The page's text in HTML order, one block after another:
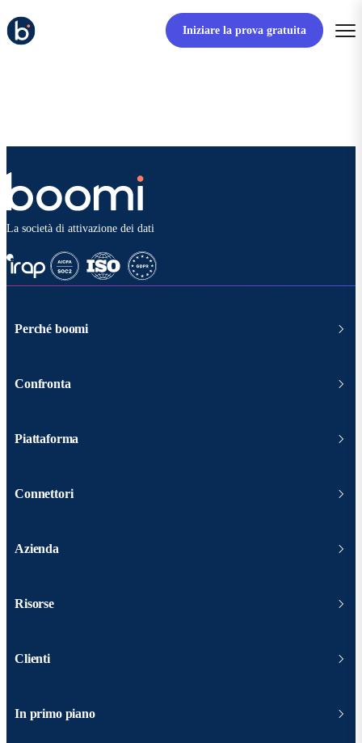
Iniziare la prova gratuita
La società di attivazione dei dati
Perché boomi
Confronta
Piattaforma
Connettori
Azienda
Risorse
Clienti
In primo piano